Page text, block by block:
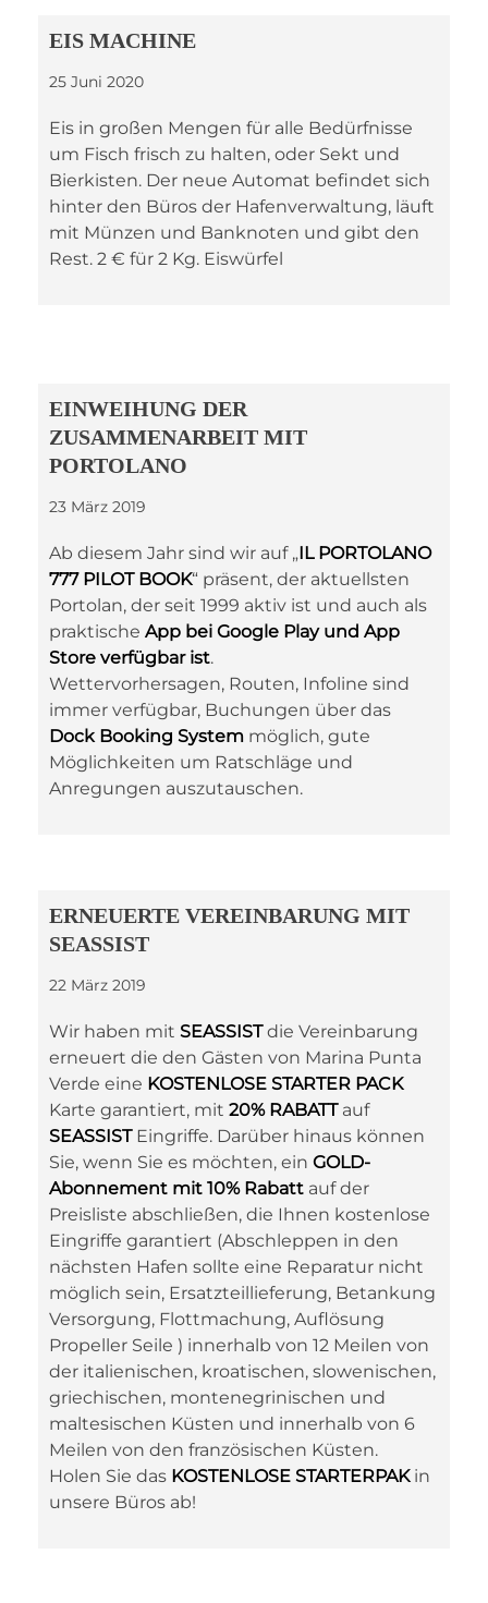
EIS MACHINE
25 Juni 2020
Eis in großen Mengen für alle Bedürfnisse
um Fisch frisch zu halten, oder Sekt und
Bierkisten. Der neue Automat befindet sich
hinter den Büros der Hafenverwaltung, läuft
mit Münzen und Banknoten und gibt den
Rest. 2 € für 2 Kg. Eiswürfel
EINWEIHUNG DER
ZUSAMMENARBEIT MIT
PORTOLANO
23 März 2019
Ab diesem Jahr sind wir auf „IL PORTOLANO
777 PILOT BOOK“ präsent, der aktuellsten
Portolan, der seit 1999 aktiv ist und auch als
praktische App bei Google Play und App
Store verfügbar ist.
Wettervorhersagen, Routen, Infoline sind
immer verfügbar, Buchungen über das
Dock Booking System möglich, gute
Möglichkeiten um Ratschläge und
Anregungen auszutauschen.
ERNEUERTE VEREINBARUNG MIT
SEASSIST
22 März 2019
Wir haben mit SEASSISTdie Vereinbarung
erneuert die den Gästen von Marina Punta
Verde eine KOSTENLOSE STARTER PACK
Karte garantiert, mit 20% RABATTauf
SEASSISTEingriffe. Darüber hinaus können
Sie, wenn Sie es möchten, ein GOLD-
Abonnement mit 10% Rabatt auf der
Preisliste abschließen, die Ihnen kostenlose
Eingriffe garantiert (Abschleppen in den
nächsten Hafen sollte eine Reparatur nicht
möglich sein, Ersatzteillieferung, Betankung
Versorgung, Flottmachung, Auflösung
Propeller Seile ) innerhalb von 12 Meilen von
der italienischen, kroatischen, slowenischen,
griechischen, montenegrinischen und
maltesischen Küsten und innerhalb von 6
Meilen von den französischen Küsten.
Holen Sie das KOSTENLOSE STARTERPAKin
unsere Büros ab!